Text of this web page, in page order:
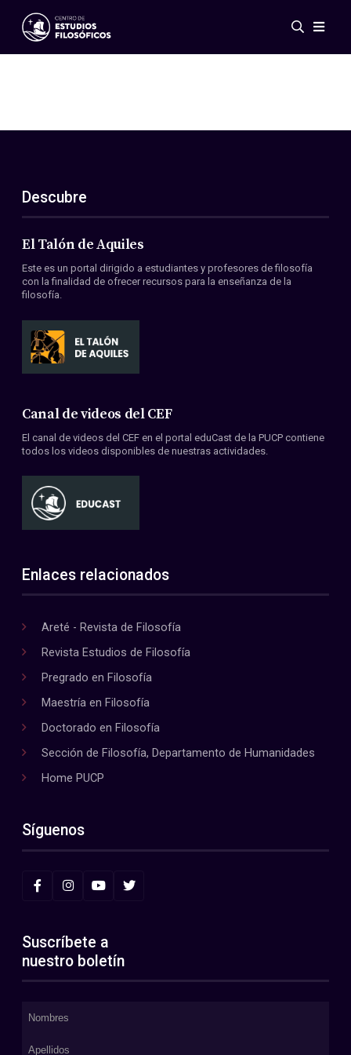
Eventos
ES
EN
Acerca de nosotros
Miembros
Convenios
Descubre
El Talón de Aquiles
Este es un portal dirigido a estudiantes y profesores de filosofía
con la finalidad de ofrecer recursos para la enseñanza de la
filosofía.
Canal de videos del CEF
El canal de videos del CEF en el portal eduCast de la PUCP contiene
todos los videos disponibles de nuestras actividades.
Enlaces relacionados
Areté - Revista de Filosofía
Revista Estudios de Filosofía
Pregrado en Filosofía
Maestría en Filosofía
Doctorado en Filosofía
Sección de Filosofía, Departamento de Humanidades
Home PUCP
Síguenos
Suscríbete a
nuestro boletín